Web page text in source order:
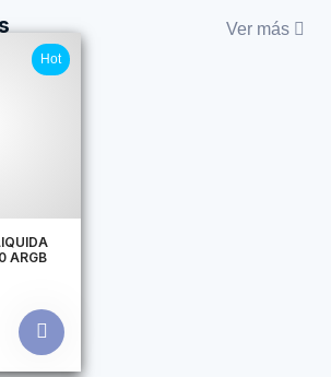
Ver más
Hot
ARGB